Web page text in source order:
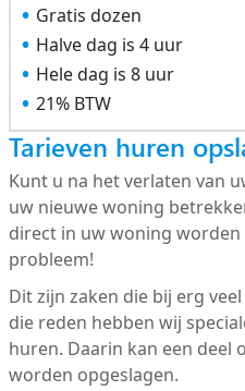
Gratis dozen
Halve dag is 4 uur
Hele dag is 8 uur
21% BTW
Tarieven huren
Kunt u na het verlaten van
uw nieuwe woning
direct in uw woning worden
probleem!
Dit zijn zaken die bij erg
die reden hebben wij
huren. Daarin kan een deel
worden opgeslagen.